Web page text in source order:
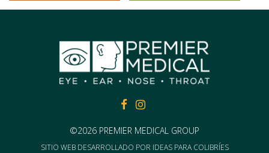
FACEBOOKFACEBOOK
©2026 PREMIER MEDICAL GROUP
SITIO WEB DESARROLLADO POR IDEAS PARA COLIBRÍES